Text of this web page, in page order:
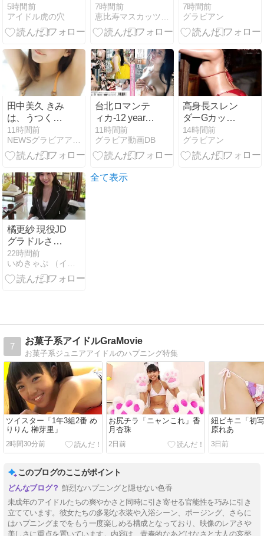
を断ったらコ
レされるらし
い🫩
5時間前
アイドル虎の穴
7時間前
恵比寿マスカッツが教えてくれたこと
で人気の柳瀬
早紀ちゃんに
超密着！大人
たっぷり＆お
っきくて柔ら
かい‘やなぱ
い’に満たされ
る！【やなパ
イ100％！ 柳
瀬早紀】
7時間前
グラビアン
田中美久 きみ
は、うつくし
い。
11時間前
NEWSグラビアアイドル.net
台北ロマンテ
ィカ-12 years
later- 脊山麻理
子 [NEW]
11時間前
グラビア動画DB
高身長スレン
ダーGカップ
美尻お姉さ
ん！新海まき
ちゃんの無敵
14時間前
グラビアン
橘更紗 現役JD
グラドルさん
の美しいさら
さら鼠径部
22時間前
いめきゃぷ （イメージビデオキャプチャー画像）
全て表示
7
お菓子系アイドルGraMovie
お菓子系ジュニアアイドルのハプニング特集
ツイスター「1年3組2番 め
りりん 榊芽里」
2時間30分前
お尻チラ「ニャンこれ」香
月杏珠
2日前
紐ビキニ「初
原れあ
3日前
このブログのここがポイント
鮮烈なハプニングと隠せない色香
未成年のアイドルたちの爽やかさと同時に引き寄せる官能性を巧みに引き
立てています。彼女たちの多彩な衣装や入浴シーン、ポージング、さらに
はハプニングまでをもう一度楽しめる構成となっており、映像のレアさや
美しさに重点を置いています。内容は、青春的なあどけなさと大人の哀愁